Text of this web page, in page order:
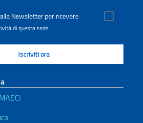
Newsletter per ricevere
di questa sede